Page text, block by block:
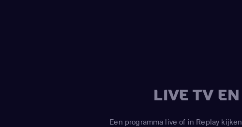
LIVE TV
Een programma live of in Replay